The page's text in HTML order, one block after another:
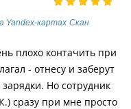
Yandex-картах Скан
плохо контачить при
- отнесу и заберут
Но сотрудник
сразу при мне просто